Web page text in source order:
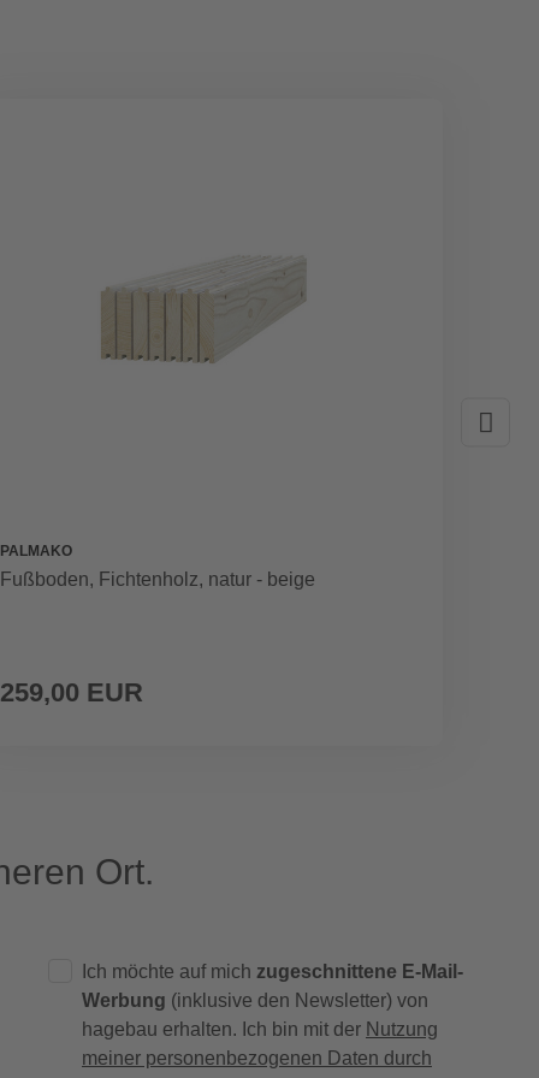
PALMAKO
Fußboden, Fichtenholz, natur - beige
259,00 EUR
Ort.
Ich möchte auf mich zugeschnittene E-Mail-
Werbung (inklusive den Newsletter) von
hagebau erhalten. Ich bin mit der Nutzung
meiner personenbezogenen Daten durch